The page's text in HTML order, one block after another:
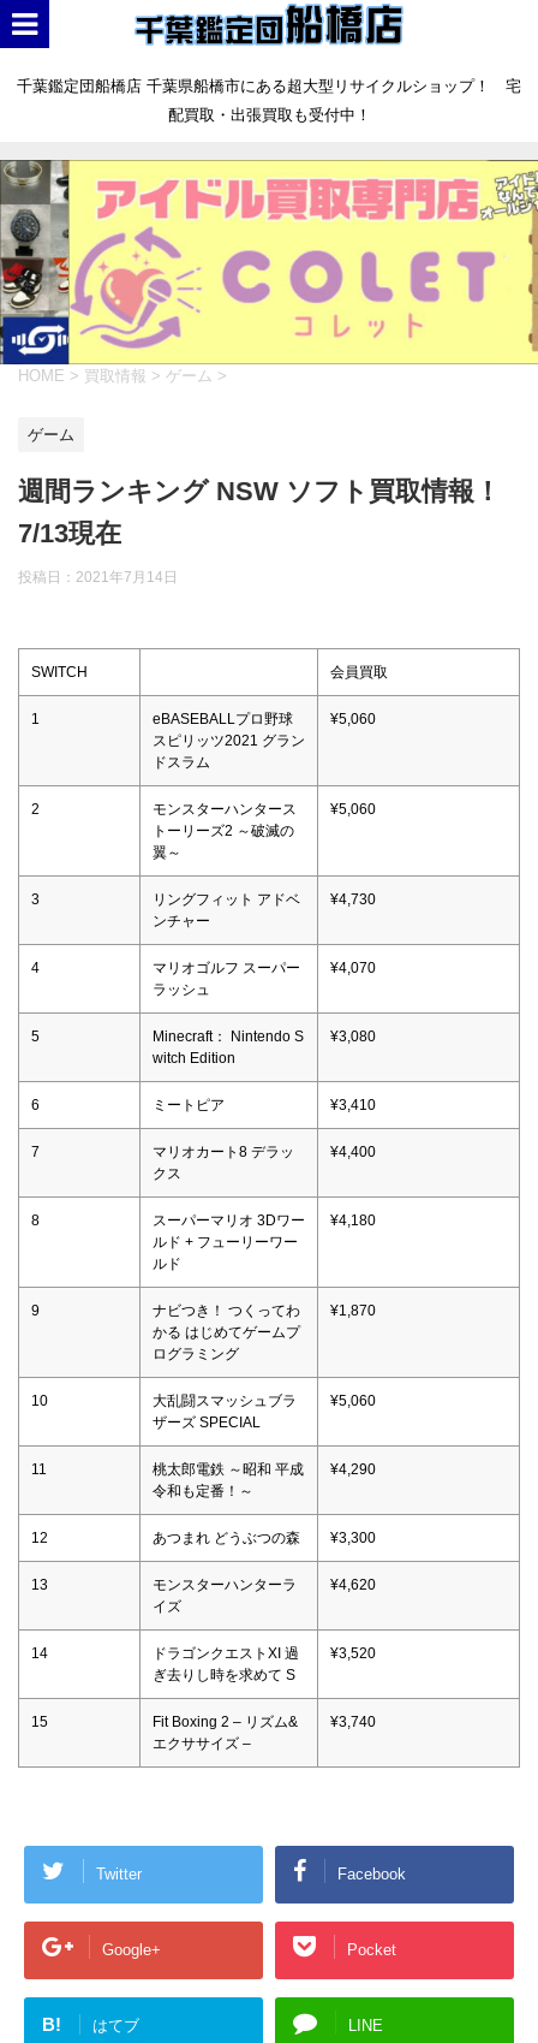
千葉鑑定団船橋店 千葉県船橋市にある超大型リサイクルショップ！ 宅
配買取・出張買取も受付中！
HOME > 買取情報 > ゲーム >
ゲーム
週間ランキング NSW ソフト買取情報！
7/13現在
投稿日： 2021年7月14日
SWITCH 会員買取
1
eBASEBALLプロ野球
スピリッツ2021 グラン
ドスラム
¥5,060
2
モンスターハンタース
トーリーズ2 ～破滅の
翼～
¥5,060
3
リングフィット アドベ
ンチャー
¥4,730
4
マリオゴルフ スーパー
ラッシュ
¥4,070
5
Minecraft： Nintendo S
witch Edition
¥3,080
6 ミートピア ¥3,410
7
マリオカート8 デラッ
クス
¥4,400
8
スーパーマリオ 3Dワー
ルド + フューリーワー
ルド
¥4,180
9
ナビつき！ つくってわ
かる はじめてゲームプ
ログラミング
¥1,870
10
大乱闘スマッシュブラ
ザーズ SPECIAL
¥5,060
11
桃太郎電鉄 ～昭和 平成
令和も定番！～
¥4,290
12 あつまれ どうぶつの森 ¥3,300
13
モンスターハンターラ
イズ
¥4,620
14
ドラゴンクエストXI 過
ぎ去りし時を求めて S
¥3,520
15
Fit Boxing 2 – リズム&
エクササイズ –
¥3,740
Twitter Facebook
Google+ Pocket
B! はてブ LINE